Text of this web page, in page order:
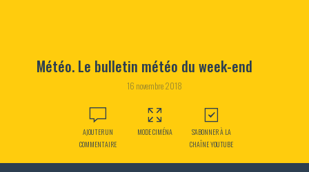
Météo. Le bulletin météo du week-end
16 novembre 2018
AJOUTER UN
COMMENTAIRE
MODE CIMÉNA
S'ABONNER À LA
CHAÎNE YOUTUBE